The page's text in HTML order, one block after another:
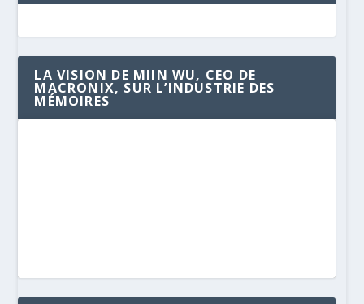
LA VISION DE MIIN WU, CEO DE
MACRONIX, SUR L’INDUSTRIE DES
MÉMOIRES